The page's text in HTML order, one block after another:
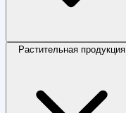
Растительная продукция